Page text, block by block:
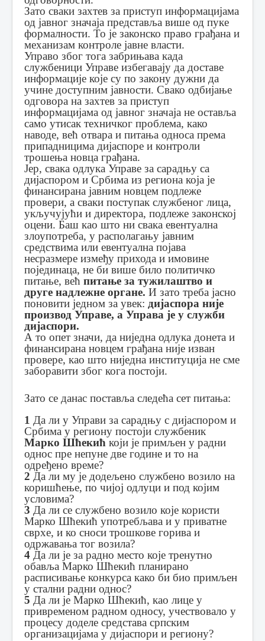
Зато сваки захтев за приступ информацијама
од јавног значаја представља више од пуке
формалности. То је законско право грађана и
механизам контроле јавне власти.
Управо због тога забрињава када
службеници Управе избегавају да доставе
информације које су по закону дужни да
учине доступним јавности. Свако одбијање
одговора на захтев за приступ
информацијама од јавног значаја не оставља
само утисак техничког проблема, како
наводе, већ отвара и питања односа према
припадницима дијаспоре и контроли
трошења новца грађана.
Јер, свака одлука Управе за сарадњу са
дијаспором и Србима из региона која је
финансирана јавним новцем подлеже
провери, а сваки поступак службеног лица,
укључујући и директора, подлеже законској
оцени. Баш као што ни свака евентуална
злоупотреба, у располагању јавним
средствима или евентуална појава
несразмере између прихода и имовине
појединаца, не би више било политичко
питање, већ питање за тужилаштво и
друге надлежне органе. И зато треба јасно
поновити једном за увек: дијаспора није
производ Управе, а Управа је у служби
дијаспори.
А то опет значи, да ниједна одлука донета и
финансирана новцем грађана није изван
провере, као што ниједна институција не сме
заборавити због кога постоји.
Зато се данас поставља следећа сет питања:
1 Да ли у Управи за сарадњу с дијаспором и
Србима у региону постоји службеник
Марко Шћекић који је примљен у радни
однос пре непуне две године и то на
одређено време?
2 Да ли му је додељено службено возило на
коришћење, по чијој одлуци и под којим
условима?
3 Да ли се службено возило које користи
Марко Шћекић употребљава и у приватне
сврхе, и ко сноси трошкове горива и
одржавања тог возила?
4 Да ли је за радно место које тренутно
обавља Марко Шћекић планирано
расписивање конкурса како би био примљен
у стални радни однос?
5 Да ли је Марко Шћекић, као лице у
привременом радном односу, учествовало у
процесу доделе средстава српским
организацијама у дијаспори и региону?